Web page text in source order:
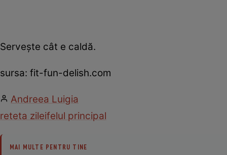
Serveşte cât e caldă.
sursa: fit-fun-delish.com
Andreea Luigia
reteta zileifelul principal
MAI MULTE PENTRU TINE